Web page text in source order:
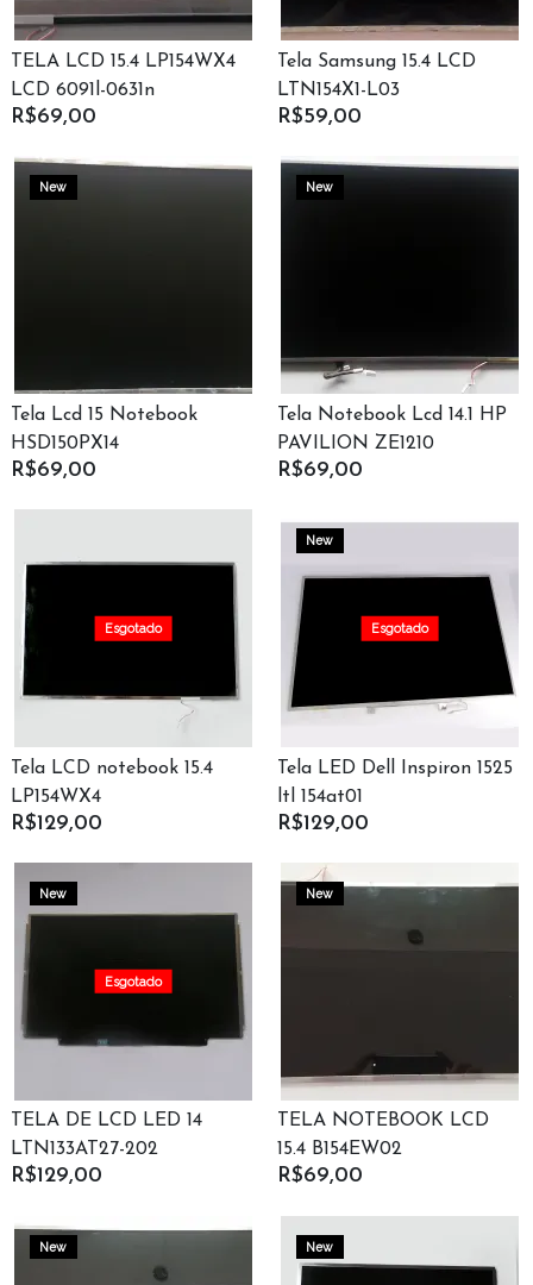
TELA LCD 15.4 LP154WX4
LCD 6091l-0631n
R$69,00
Tela Samsung 15.4 LCD
LTN154X1-L03
R$59,00
New
Tela Lcd 15 Notebook
HSD150PX14​
R$69,00
New
Tela Notebook Lcd 14.1 HP
PAVILION ZE1210
QD141X1LH03
R$69,00
Esgotado
Tela LCD notebook 15.4
LP154WX4
R$129,00
New
Esgotado
Tela LED Dell Inspiron 1525
ltl 154at01
R$129,00
New
Esgotado
TELA DE LCD LED 14
LTN133AT27-202
R$129,00
New
TELA NOTEBOOK LCD
15.4 B154EW02
R$69,00
New New